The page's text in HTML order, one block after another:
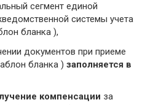
сегмент единой
системы учета
бланка ),
документов при приеме
бланка ) заполняется в
компенсации за